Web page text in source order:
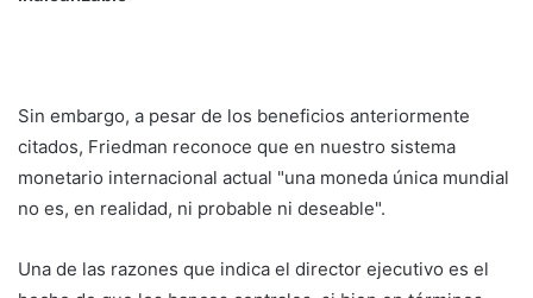
Sin embargo, a pesar de los beneficios anteriormente
citados, Friedman reconoce que en nuestro sistema
monetario internacional actual "una moneda única mundial
no es, en realidad, ni probable ni deseable".
Una de las razones que indica el director ejecutivo es el